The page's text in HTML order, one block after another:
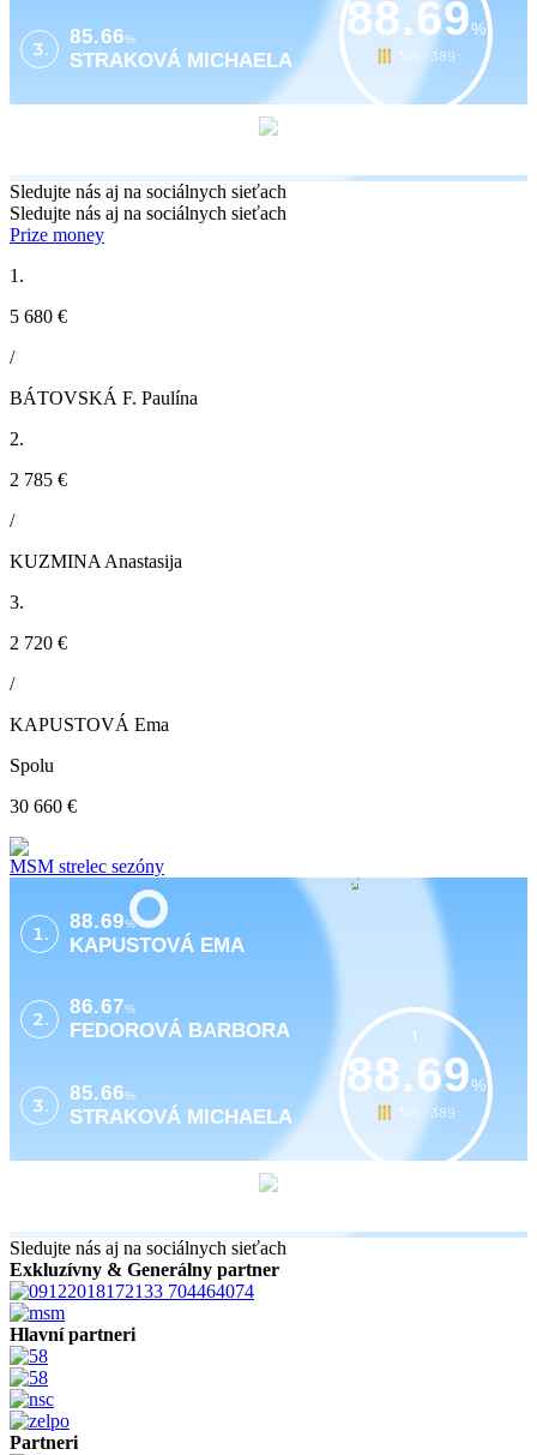
3.
85.66%
STRAKOVÁ MICHAELA
88.69%
345 / 389
Sledujte nás aj na sociálnych sieťach
Sledujte nás aj na sociálnych sieťach
Prize money
1.
5 680 €
/
BÁTOVSKÁ F. Paulína
2.
2 785 €
/
KUZMINA Anastasija
3.
2 720 €
/
KAPUSTOVÁ Ema
Spolu
30 660 €
MSM strelec sezóny
1.
88.69%
KAPUSTOVÁ EMA
2.
86.67%
FEDOROVÁ BARBORA
3.
85.66%
STRAKOVÁ MICHAELA
1.
88.69%
345 / 389
Sledujte nás aj na sociálnych sieťach
Exkluzívny & Generálny partner
Hlavní partneri
Partneri